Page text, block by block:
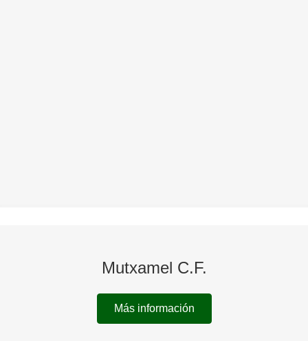
Mutxamel C.F.
Más información